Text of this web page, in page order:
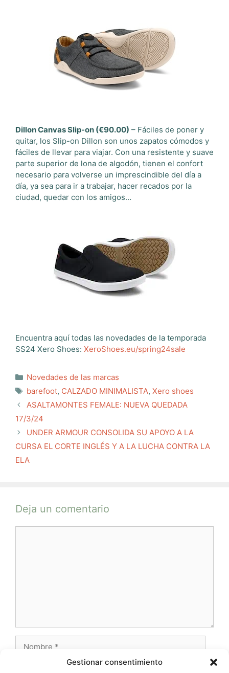
Gestionar consentimiento
Dillon Canvas Slip-on (€90.00) – Fáciles de poner y
quitar, los Slip-on Dillon son unos zapatos cómodos y
fáciles de llevar para viajar. Con una resistente y suave
parte superior de lona de algodón, tienen el confort
necesario para volverse un imprescindible del día a
día, ya sea para ir a trabajar, hacer recados por la
ciudad, quedar con los amigos…
Encuentra aquí todas las novedades de la temporada
SS24 Xero Shoes: XeroShoes.eu/spring24sale
Categorías
Novedades de las marcas
Etiquetas
barefoot, CALZADO MINIMALISTA, Xero shoes
ASALTAMONTES FEMALE: NUEVA QUEDADA
17/3/24
UNDER ARMOUR CONSOLIDA SU APOYO A LA
CURSA EL CORTE INGLÉS Y A LA LUCHA CONTRA LA
ELA
Deja un comentario